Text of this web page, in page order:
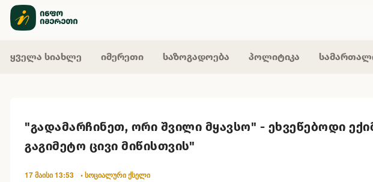
ყველა სიახლე იმერეთი საზოგადოება პოლიტიკა
"გადამარჩინეთ, ორი შვილი მყავსო" - ეხვეწებოდი
გაგიმეტო ცივი მიწისთვის"
17 მაისი 13:53 • სოციალური ქსელი